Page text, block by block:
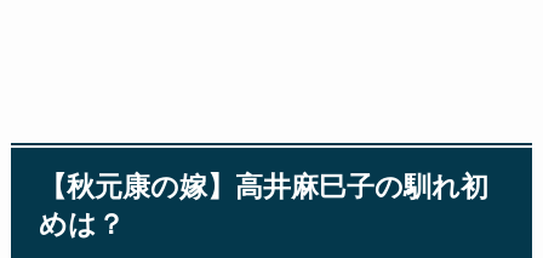
【秋元康の嫁】高井麻巳子の馴れ初
めは？